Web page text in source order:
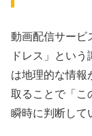
動画配信サービ
ドレス」とい
は地理的な情報
取ることで「こ
瞬時に判断して